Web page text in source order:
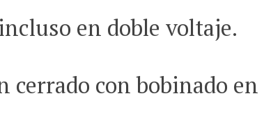
en doble voltaje.
cerrado con bobinado